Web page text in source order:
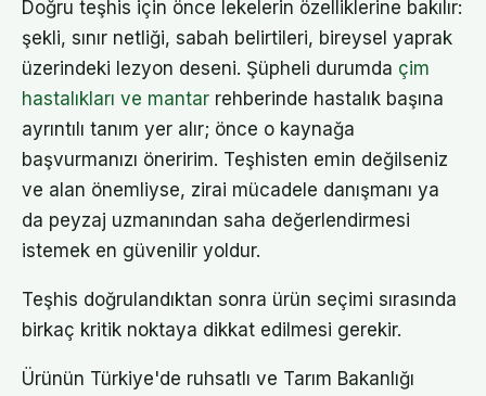
Doğru teşhis için önce lekelerin özelliklerine bakılır:
şekli, sınır netliği, sabah belirtileri, bireysel yaprak
üzerindeki lezyon deseni. Şüpheli durumda çim
hastalıkları ve mantar rehberinde hastalık başına
ayrıntılı tanım yer alır; önce o kaynağa
başvurmanızı öneririm. Teşhisten emin değilseniz
ve alan önemliyse, zirai mücadele danışmanı ya
da peyzaj uzmanından saha değerlendirmesi
istemek en güvenilir yoldur.
Teşhis doğrulandıktan sonra ürün seçimi sırasında
birkaç kritik noktaya dikkat edilmesi gerekir.
Ürünün Türkiye'de ruhsatlı ve Tarım Bakanlığı